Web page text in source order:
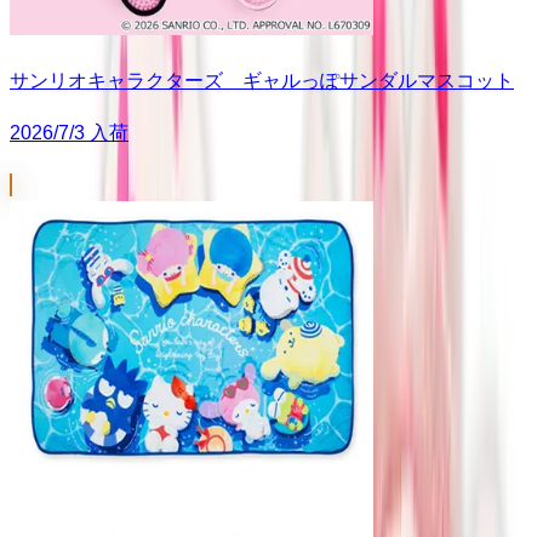
サンリオキャラクターズ ギャルっぽサンダルマスコット
2026/7/3 入荷